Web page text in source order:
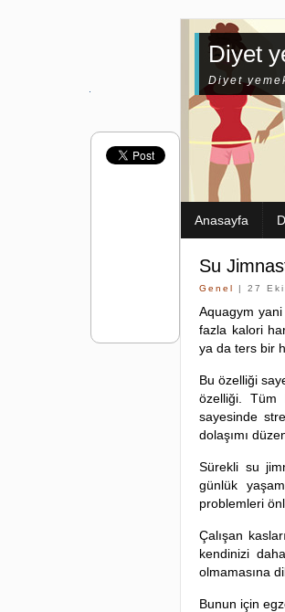
Diyet
Diyet
Anasayfa
Su
Genel | 27
Aquagym
fazla kalori
ya da ters bir
Bu özelliği
özelliği. Tüm
sayesinde
dolaşımı
Sürekli su
günlük
problemleri
Çalışan
kendinizi
olmamasına
Bunun için